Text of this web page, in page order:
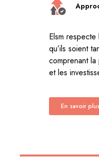
Elsm
qu’ils soient
comprenant
et les
En savoir plus